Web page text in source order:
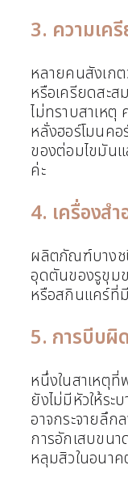
3. ความเค
หลายคนสังเก
หรือเครียดสะ
ไม่ทราบสาเหตุ
หลั่งฮอร์โมนค
ของต่อมไขมันแ
ค่ะ
4. เครื่องส
ผลิตภัณฑ์บางช
อุดตันของรูขุม
หรือสกินแคร์ที่
5. การบีบผิ
หนึ่งในสาเหตุ
ยังไม่มีหัวให้ระ
อาจกระจายลึก
การอักเสบขนา
หลุมสิวในอนา